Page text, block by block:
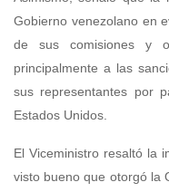
Gobierno venezolano en
de sus comisiones y
principalmente a las
sus representantes por
Estados Unidos.
El Viceministro resaltó la
visto bueno que otorgó la